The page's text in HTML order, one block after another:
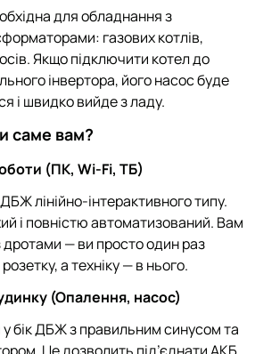
для обладнання з
газових котлів,
Якщо підключити котел до
інвертора, його насос буде
і швидко вийде з ладу.
саме вам?
(ПК, Wi-Fi, ТБ)
лінійно-інтерактивного типу.
і повністю автоматизований. Вам
дротами — ви просто один раз
а техніку — в нього.
(Опалення, насос)
бік ДБЖ з правильним синусом та